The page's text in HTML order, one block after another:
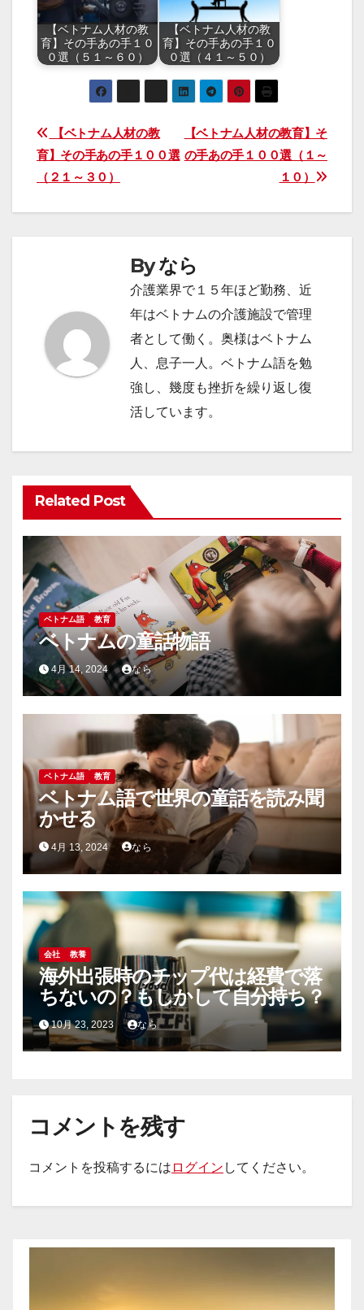
【ベトナム人材の教
育】その手あの手１０
０選（５１～６０）
【ベトナム人材の教
育】その手あの手１０
０選（４１～５０）
投
稿
ナ
シ
ョ
【ベトナム人材の教育】そ
の手あの手１００選（１～
１０）
【ベトナム人材の教
育】その手あの手１００選
（２１～３０）
Byなら
介護業界で１５年ほど勤務、近
年はベトナムの介護施設で管理
者として働く。奥様はベトナム
人、息子一人。ベトナム語を勉
強し、幾度も挫折を繰り返し復
活しています。
Related Post
ベトナム語 教育
ベトナムの童話物語
4月 14, 2024 なら
ベトナム語 教育
ベトナム語で世界の童話を読み聞
かせる
4月 13, 2024 なら
会社 教養
海外出張時のチップ代は経費で落
ちないの？もしかして自分持ち？
10月 23, 2023 なら
コメントを残す
コメントを投稿するには ログイン してください。